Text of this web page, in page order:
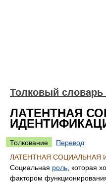
Толковый словарь
ЛАТЕНТНАЯ
Толкование
Перевод
ЛАТЕНТНАЯ СОЦИАЛЬНАЯ
Социальная роль , которая
фактором